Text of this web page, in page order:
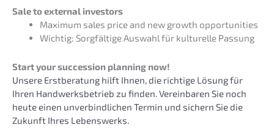
Sale to exter­nal investors
Maximum sales price and new growth opportunities
Wichtig: Sorgfäl­ti­ge Auswahl für kultu­rel­le Passung
Start your succes­si­on planning now!
Unsere Erstbe­ra­tung hilft Ihnen, die richti­ge Lösung für
Ihren Handwerks­be­trieb zu finden. Verein­ba­ren Sie noch
heute einen unver­bind­li­chen Termin und sichern Sie die
Zukunft Ihres Lebenswerks.